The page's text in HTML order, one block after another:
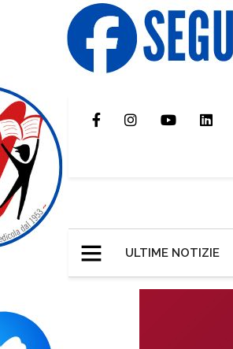
ULTIME NOTIZIE